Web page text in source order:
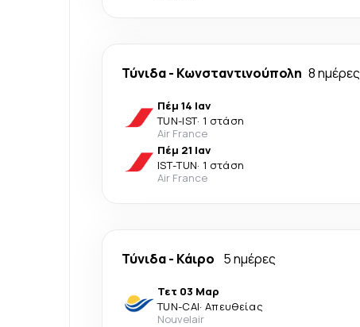
Τύνιδα- Κωνσταντινούπολη 8 ημέρες
Πέμ 14 Ιαν
TUN-IST· 1 στάση
Air France
Πέμ 21 Ιαν
IST-TUN· 1 στάση
Air France
Τύνιδα- Κάιρο 5 ημέρες
Τετ 03 Μαρ
TUN-CAI· Απευθείας
Nouvelair